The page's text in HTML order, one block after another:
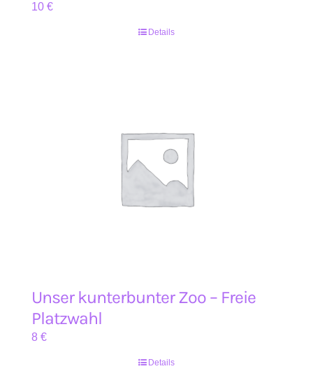
10 €
Details
Unser kunterbunter Zoo – Freie
Platzwahl
8 €
Details